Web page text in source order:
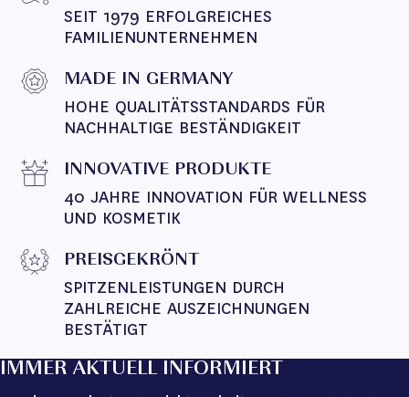
SEIT 1979 ERFOLGREICHES
FAMILIENUNTERNEHMEN
MADE IN GERMANY
HOHE QUALITÄTSSTANDARDS FÜR
NACHHALTIGE BESTÄNDIGKEIT
INNOVATIVE PRODUKTE
40 JAHRE INNOVATION FÜR WELLNESS
UND KOSMETIK
PREISGEKRÖNT
SPITZENLEISTUNGEN DURCH
ZAHLREICHE AUSZEICHNUNGEN
BESTÄTIGT
IMMER AKTUELL INFORMIERT